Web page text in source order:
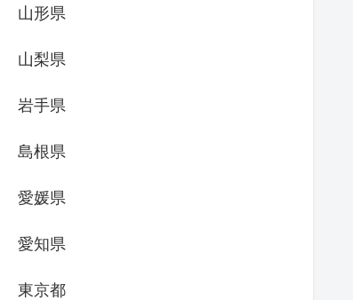
山形県
山梨県
岩手県
島根県
愛媛県
愛知県
東京都